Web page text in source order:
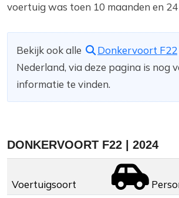
voertuig was toen 10 maanden en
Bekijk ook alle Donkervoort F22
Nederland, via deze pagina is nog
informatie te vinden.
DONKERVOORT F22 | 2024
Voertuigsoort